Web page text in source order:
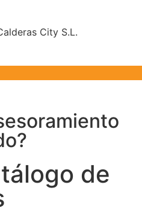
City S.L.
de